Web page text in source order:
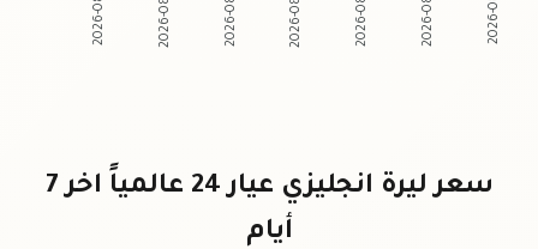
سعر ليرة انجليزي عيار 24 عالمياً اخر 7
أيام